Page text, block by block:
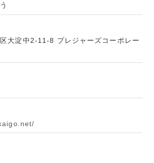
大淀中2-11-8 プレジャーズコーポレー